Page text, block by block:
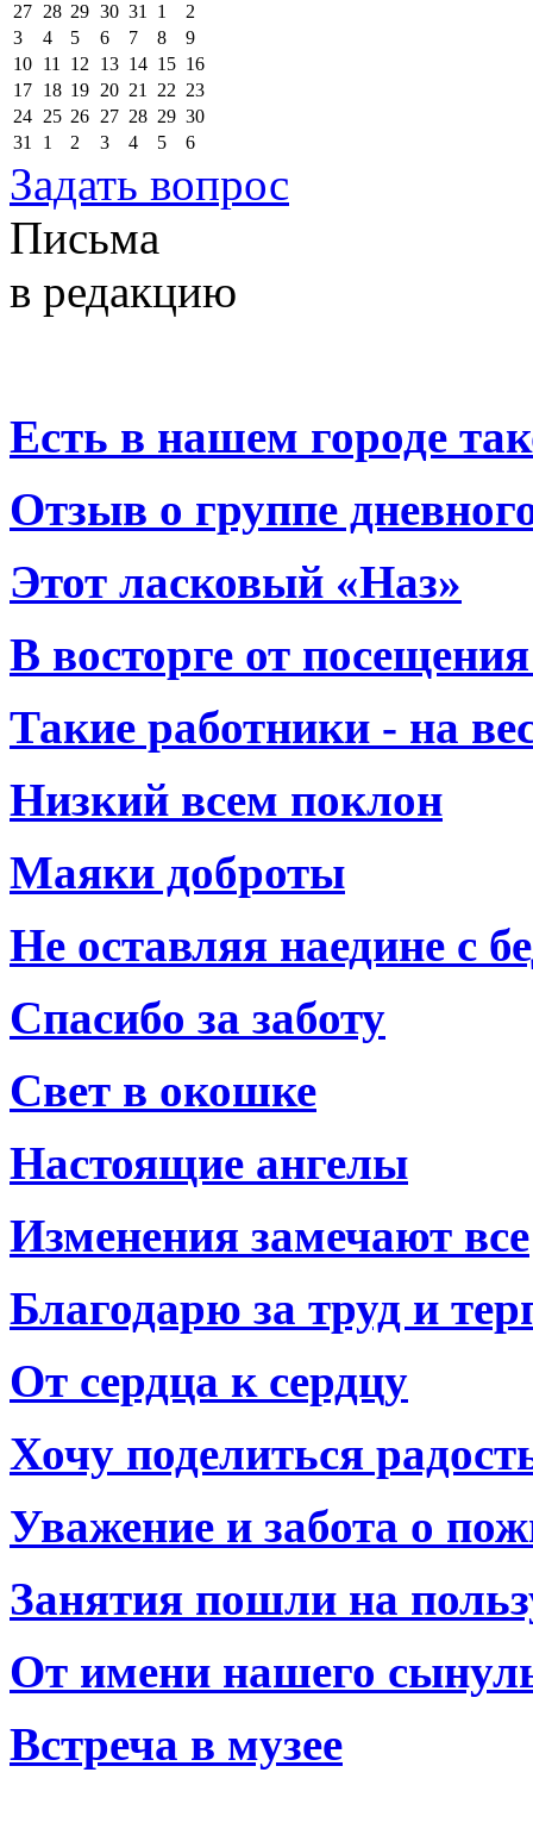
27 28 29 30 31 1
2
3
4 5 6 7 8
9
10 11 12 13 14 15 16
17 18 19 20 21 22 23
24 25 26 27 28 29 30
31
1 2 3 4 5 6
Задать вопрос
Письма
в редакцию
Есть в нашем городе
Отзыв о группе
Этот ласковый «Наз»
В восторге от
Такие работники - на
Низкий всем поклон
Маяки доброты
Не оставляя наедине с
Спасибо за заботу
Свет в окошке
Настоящие ангелы
Изменения замечают все
Благодарю за труд и
От сердца к сердцу
Хочу поделиться
Уважение и забота о
Занятия пошли на
От имени нашего
Встреча в музее